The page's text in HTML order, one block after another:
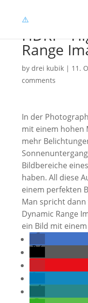
HDRI –
Range
by drei kubik| 11.
comments
In der
mit einem hohen
mehr
Bildbereiche
haben. All diese
einem perfekten
Man spricht dann
Dynamic Range
ein Bild mit